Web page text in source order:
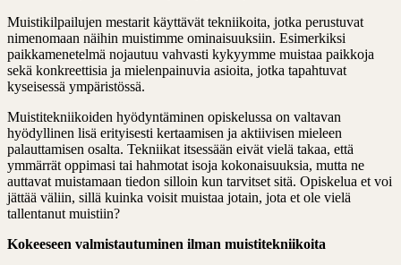
Muistikilpailujen mestarit käyttävät tekniikoita, jotka perustuvat
nimenomaan näihin muistimme ominaisuuksiin. Esimerkiksi
paikkamenetelmä nojautuu vahvasti kykyymme muistaa paikkoja
sekä konkreettisia ja mielenpainuvia asioita, jotka tapahtuvat
kyseisessä ympäristössä.
Muistitekniikoiden hyödyntäminen opiskelussa on valtavan
hyödyllinen lisä erityisesti kertaamisen ja aktiivisen mieleen
palauttamisen osalta. Tekniikat itsessään eivät vielä takaa, että
ymmärrät oppimasi tai hahmotat isoja kokonaisuuksia, mutta ne
auttavat muistamaan tiedon silloin kun tarvitset sitä. Opiskelua et voi
jättää väliin, sillä kuinka voisit muistaa jotain, jota et ole vielä
tallentanut muistiin?
Kokeeseen valmistautuminen ilman muistitekniikoita